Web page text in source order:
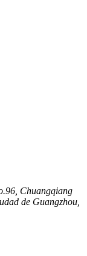
Chuangqiang
de Guangzhou,